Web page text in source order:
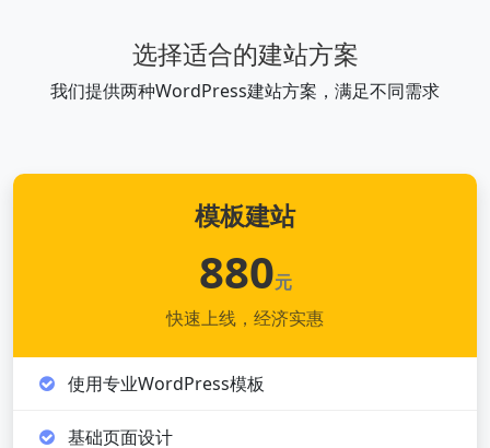
选择适合的建站方案
我们提供两种WordPress建站方案，满足不同需求
模板建站
880元
快速上线，经济实惠
使用专业WordPress模板
基础页面设计